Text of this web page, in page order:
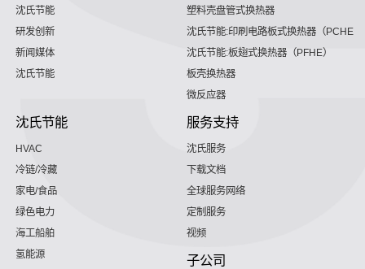
沈氏节能
研发创新
新闻媒体
沈氏节能
塑料壳盘管式换热器
沈氏节能:印刷电路板式换热器（PCHE）
沈氏节能:板翅式换热器（PFHE）
板壳换热器
微反应器
沈氏节能
HVAC
冷链/冷藏
家电/食品
绿色电力
海工船舶
氢能源
服务支持
沈氏服务
下载文档
全球服务网络
定制服务
视频
子公司